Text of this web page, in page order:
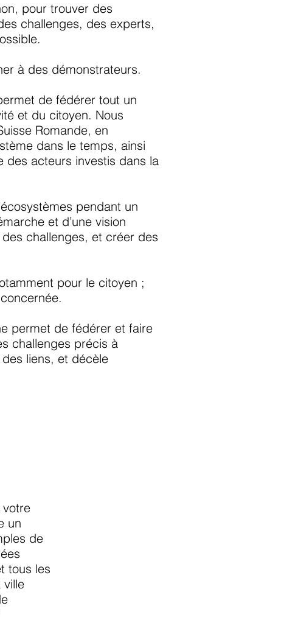
pour trouver des
challenges, des experts,
à des démonstrateurs.
de fédérer tout un
et du citoyen. Nous
Romande, en
dans le temps, ainsi
des acteurs investis dans la
pendant un
et d’une vision
challenges, et créer des
pour le citoyen ;
permet de fédérer et faire
challenges précis à
liens, et décèle
un
de
tous les
ville